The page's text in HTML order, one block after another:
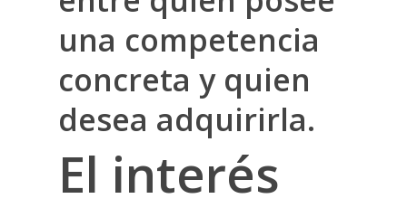
una competencia
concreta y quien
desea adquirirla.
El interés